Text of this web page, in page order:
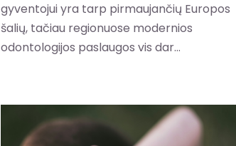
gyventojui yra tarp pirmaujančių Europos
šalių, tačiau regionuose modernios
odontologijos paslaugos vis dar...